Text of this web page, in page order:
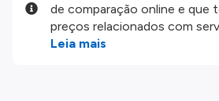
de comparação online e que
preços relacionados com
produtos disponíveis no
Leia mais